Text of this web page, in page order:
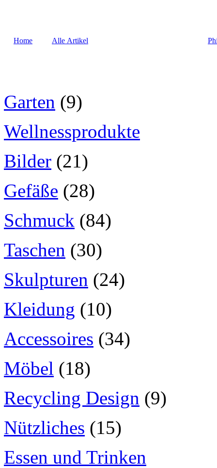
Home Alle Artikel
Garten (9)
Wellnessprodukte
Bilder (21)
Gefäße (28)
Schmuck (84)
Taschen (30)
Skulpturen (24)
Kleidung (10)
Accessoires (34)
Möbel (18)
Recycling Design (9)
Nützliches (15)
Essen und Trinken